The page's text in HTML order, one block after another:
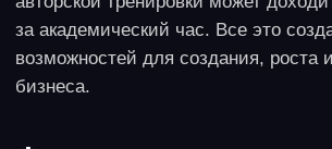
бизнес не только B2B, но и B2C: можно работать с
корпоративными заказчиками, добавлять авторские
экскурсии, мастер-классы и многое другое. Бизнес
не только интересен с точки зрения доходности,
возможности найти множество направлений для